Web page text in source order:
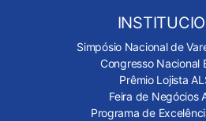
Simpósio Nacional de
Congresso Nacional
Prêmio Lojista
Feira de Negócios
Programa de